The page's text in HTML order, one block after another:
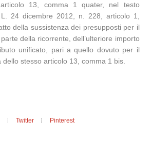
13, comma 1 quater, nel testo
24 dicembre 2012, n. 228, articolo 1,
della sussistenza dei presupposti per il
della ricorrente, dell’ulteriore importo
unificato, pari a quello dovuto per il
stesso articolo 13, comma 1 bis.
Twitter Pinterest